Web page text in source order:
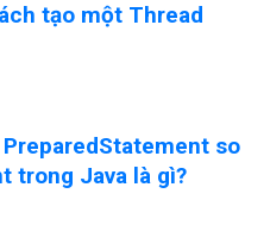
tạo một Thread
so
trong Java là gì?